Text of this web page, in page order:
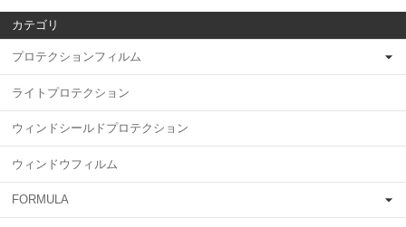
カテゴリ
プロテクションフィルム
ライトプロテクション
ウィンドシールドプロテクション
ウィンドウフィルム
FORMULA